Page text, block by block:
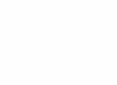
vous aider à
à Lannion,
de Lannion-
plans et nos
inscrivez-vous à